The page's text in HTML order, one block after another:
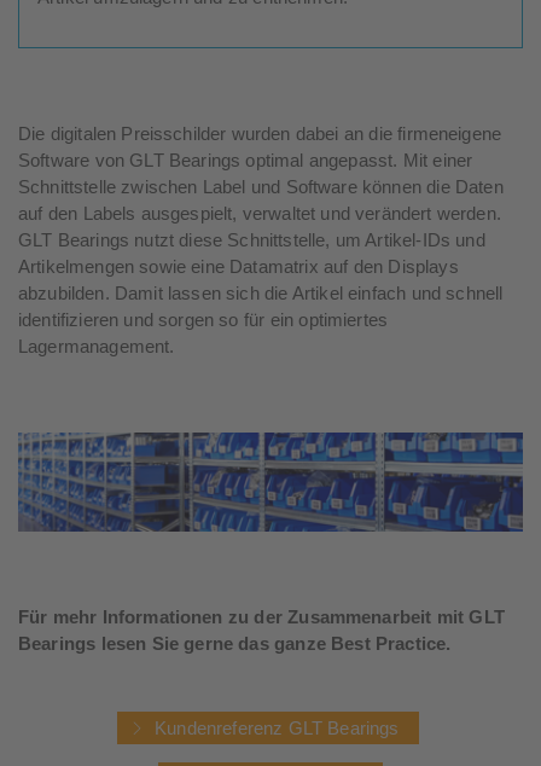
Die digitalen Preisschilder wurden dabei an die firmeneigene
Software von GLT Bearings optimal angepasst. Mit einer
Schnittstelle zwischen Label und Software können die Daten
auf den Labels ausgespielt, verwaltet und verändert werden.
GLT Bearings nutzt diese Schnittstelle, um Artikel-IDs und
Artikelmengen sowie eine Datamatrix auf den Displays
abzubilden. Damit lassen sich die Artikel einfach und schnell
identifizieren und sorgen so für ein optimiertes
Lagermanagement.
Für mehr Informationen zu der Zusammenarbeit mit GLT
Bearings lesen Sie gerne das ganze Best Practice.
Kundenreferenz GLT Bearings